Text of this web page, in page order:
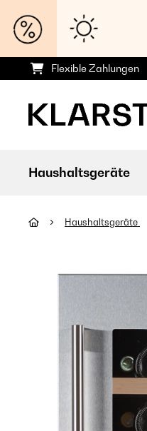
Flexible Zahlungen
Haushaltsgeräte
Haushaltsgeräte